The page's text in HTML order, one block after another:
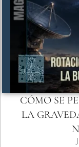
CÓMO SE
LA